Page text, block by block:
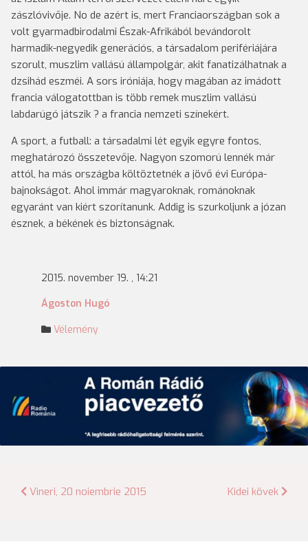
zászlóvivője. No de azért is, mert Franciaországban sok a
volt gyarmadbirodalmi Észak-Afrikából bevándorolt
harmadik-negyedik generációs, a társadalom perifériájára
szorult, muszlim vallású állampolgár, akit fanatizálhatnak a
dzsihád eszméi. A sors iróniája, hogy magában az imádott
francia válogatottban is több remek muszlim vallású
labdarúgó játszik ? a francia nemzeti színekért.
A sport, a futball: a társadalmi lét egyik egyre fontos,
meghatározó összetevője. Nagyon szomorú lennék már
attól, ha más országba költöztetnék a jövő évi Európa-
bajnokságot. Ahol immár magyaroknak, románoknak
egyaránt van kiért szorítanunk. Addig is szurkoljunk a józan
észnek, a békének és biztonságnak.
2015. november 19. , 14:21
Ágoston Hugó
Vélemény
Bejegyzés
Vineri, 20 noiembrie 2015 Kidei kövek